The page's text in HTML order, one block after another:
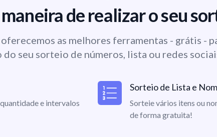
de realizar o seu
as melhores ferramentas - grátis -
do seu sorteio de números, lista ou redes
e intervalos
Sorteio de Lista e
Sorteie vários itens ou
de forma gratuita!